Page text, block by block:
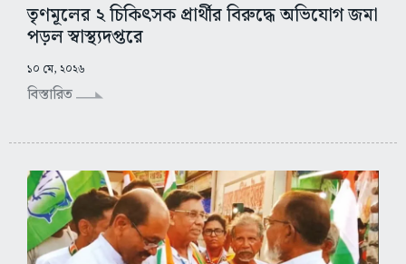
তৃণমূলের ২ চিকিৎসক প্রার্থীর বিরুদ্ধে অভিযোগ জমা
পড়ল স্বাস্থ্যদপ্তরে
১০ মে, ২০২৬
বিস্তারিত